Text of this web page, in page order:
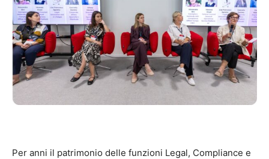
Per anni il patrimonio delle funzioni Legal, Compliance e